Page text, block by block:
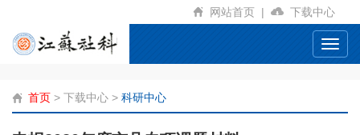
网站首页 | 下载中心
首页 > 下载中心 > 科研中心